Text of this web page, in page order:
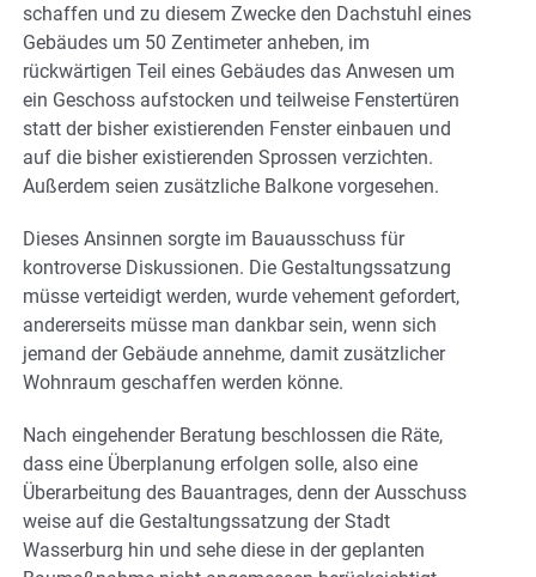
schaffen und zu diesem Zwecke den Dachstuhl eines
Gebäudes um 50 Zentimeter anheben, im
rückwärtigen Teil eines Gebäudes das Anwesen um
ein Geschoss aufstocken und teilweise Fenstertüren
statt der bisher existierenden Fenster einbauen und
auf die bisher existierenden Sprossen verzichten.
Außerdem seien zusätzliche Balkone vorgesehen.
Dieses Ansinnen sorgte im Bauausschuss für
kontroverse Diskussionen. Die Gestaltungssatzung
müsse verteidigt werden, wurde vehement gefordert,
andererseits müsse man dankbar sein, wenn sich
jemand der Gebäude annehme, damit zusätzlicher
Wohnraum geschaffen werden könne.
Nach eingehender Beratung beschlossen die Räte,
dass eine Überplanung erfolgen solle, also eine
Überarbeitung des Bauantrages, denn der Ausschuss
weise auf die Gestaltungssatzung der Stadt
Wasserburg hin und sehe diese in der geplanten